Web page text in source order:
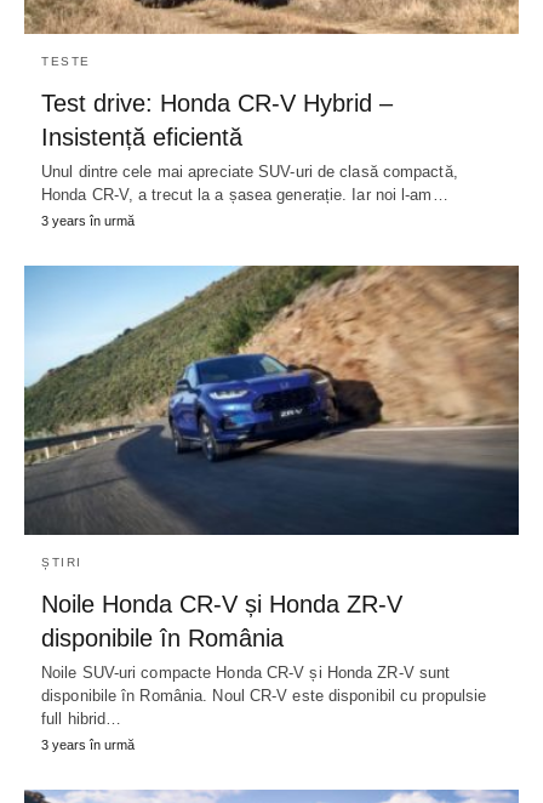
TESTE
Test drive: Honda CR-V Hybrid –
Insistență eficientă
Unul dintre cele mai apreciate SUV-uri de clasă compactă,
Honda CR-V, a trecut la a șasea generație. Iar noi l-am…
3 years în urmă
ȘTIRI
Noile Honda CR-V și Honda ZR-V
disponibile în România
Noile SUV-uri compacte Honda CR-V și Honda ZR-V sunt
disponibile în România. Noul CR-V este disponibil cu propulsie
full hibrid…
3 years în urmă